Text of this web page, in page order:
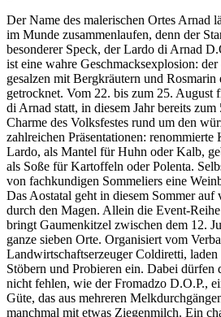
Der Name des malerischen Ortes Arnad
im Munde zusammenlaufen, denn der
besonderer Speck, der Lardo di Arnad
ist eine wahre Geschmacksexplosion:
gesalzen mit Bergkräutern und Rosmarin
getrocknet. Vom 22. bis zum 25. August
di Arnad statt, in diesem Jahr bereits
Charme des Volksfestes rund um den
zahlreichen Präsentationen: renommierte
Lardo, als Mantel für Huhn oder Kalb,
als Soße für Kartoffeln oder Polenta.
von fachkundigen Sommeliers eine
Das Aostatal geht in diesem Sommer auf
durch den Magen. Allein die Event-
bringt Gaumenkitzel zwischen dem 12.
ganze sieben Orte. Organisiert vom
Landwirtschaftserzeuger Coldiretti,
Stöbern und Probieren ein. Dabei dürfen
nicht fehlen, wie der Fromadzo D.O.P.,
Güte, das aus mehreren
manchmal mit etwas Ziegenmilch. Ein